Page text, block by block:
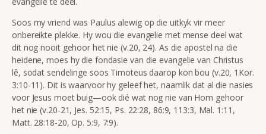
Soos my vriend was Paulus alewig op die uitkyk vir meer
onbereikte plekke. Hy wou die evangelie met mense deel wat
dit nog nooit gehoor het nie (v.20, 24). As die apostel na die
heidene, moes hy die fondasie van die evangelie van Christus
lê, sodat sendelinge soos Timoteus daarop kon bou (v.20, 1Kor.
3:10-11). Dit is waarvoor hy geleef het, naamlik dat al die nasies
voor Jesus moet buig—ook dié wat nog nie van Hom gehoor
het nie (v.20-21, Jes. 52:15, Ps. 22:28, 86:9, 113:3, Mal. 1:11,
Matt. 28:18-20, Op. 5:9, 7:9).